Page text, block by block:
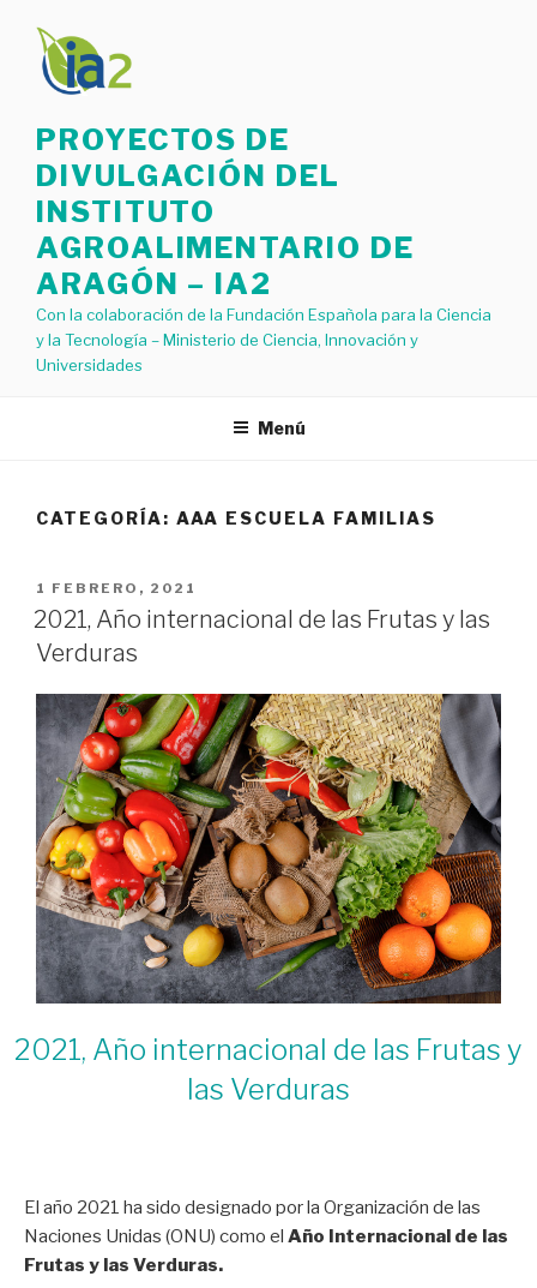
contenido
PROYECTOS DE
DIVULGACIÓN DEL
INSTITUTO
AGROALIMENTARIO DE
ARAGÓN – IA2
Con la colaboración de la Fundación Española para la Ciencia
y la Tecnología – Ministerio de Ciencia, Innovación y
Universidades
Menú
CATEGORÍA: AAA ESCUELA FAMILIAS
PUBLICADO
EL
1 FEBRERO, 2021
2021, Año internacional de las Frutas y las
Verduras
2021, Año internacional de las Frutas y
las Verduras
El año 2021 ha sido designado por la Organización de las
Naciones Unidas (ONU) como el Año Internacional de las
Frutas y las Verduras.